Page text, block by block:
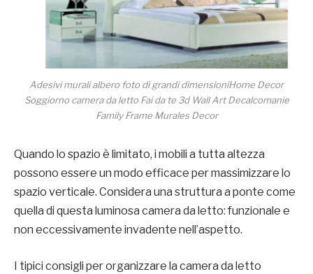
Adesivi murali albero foto di grandi dimensioniHome Decor
Soggiorno camera da letto Fai da te 3d Wall Art Decalcomanie
Family Frame Murales Decor
Quando lo spazio è limitato, i mobili a tutta altezza
possono essere un modo efficace per massimizzare lo
spazio verticale. Considera una struttura a ponte come
quella di questa luminosa camera da letto: funzionale e
non eccessivamente invadente nell’aspetto.
I tipici consigli per organizzare la camera da letto